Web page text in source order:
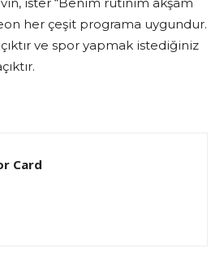
her çeşit programa uygundur.
ve spor yapmak istediğiniz
Card